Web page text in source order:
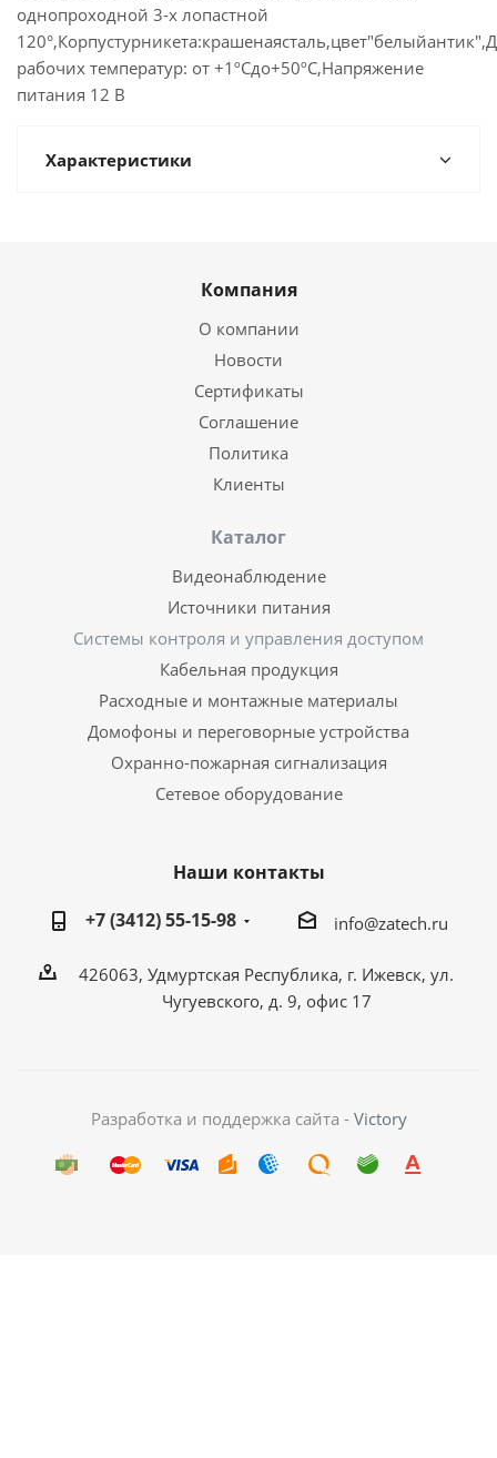
однопроходной 3-х лопастной
рабочих температур: от +1ºСдо+50ºС,Напряжение
питания 12 В
Характеристики
Компания
О компании
Новости
Сертификаты
Соглашение
Политика
Клиенты
Каталог
Видеонаблюдение
Источники питания
Системы контроля и управления доступом
Кабельная продукция
Расходные и монтажные материалы
Домофоны и переговорные устройства
Охранно-пожарная сигнализация
Сетевое оборудование
Наши контакты
+7 (3412) 55-15-98
info@zatech.ru
426063, Удмуртская Республика, г. Ижевск, ул.
Чугуевского, д. 9, офис 17
Разработка и поддержка сайта - Victory